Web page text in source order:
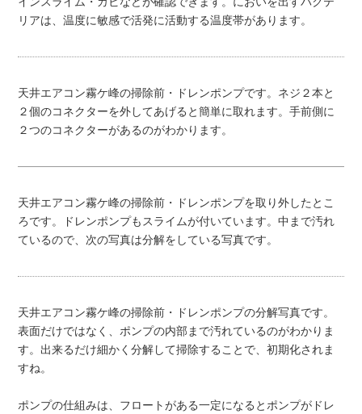
リアは、温度に敏感で活発に活動する温度帯があります。
天井エアコン霧ケ峰の掃除前・ドレンポンプです。ネジ２本と
２個のコネクターを外してあげると簡単に取れます。手前側に
２つのコネクターがあるのがわかります。
天井エアコン霧ケ峰の掃除前・ドレンポンプを取り外したとこ
ろです。ドレンポンプもスライムが付いています。中まで汚れ
ているので、次の写真は分解をしている写真です。
天井エアコン霧ケ峰の掃除前・ドレンポンプの分解写真です。
表面だけではなく、ポンプの内部まで汚れているのがわかりま
す。出来るだけ細かく分解して掃除することで、初期化されま
すね。
ポンプの仕組みは、フロートがある一定になるとポンプがドレ